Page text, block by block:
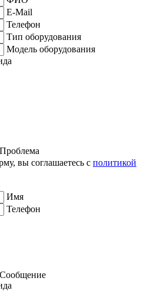
E-Mail
Телефон
Тип оборудования
Модель оборудования
Проблема
вы соглашаетесь с политикой
Имя
Телефон
Сообщение